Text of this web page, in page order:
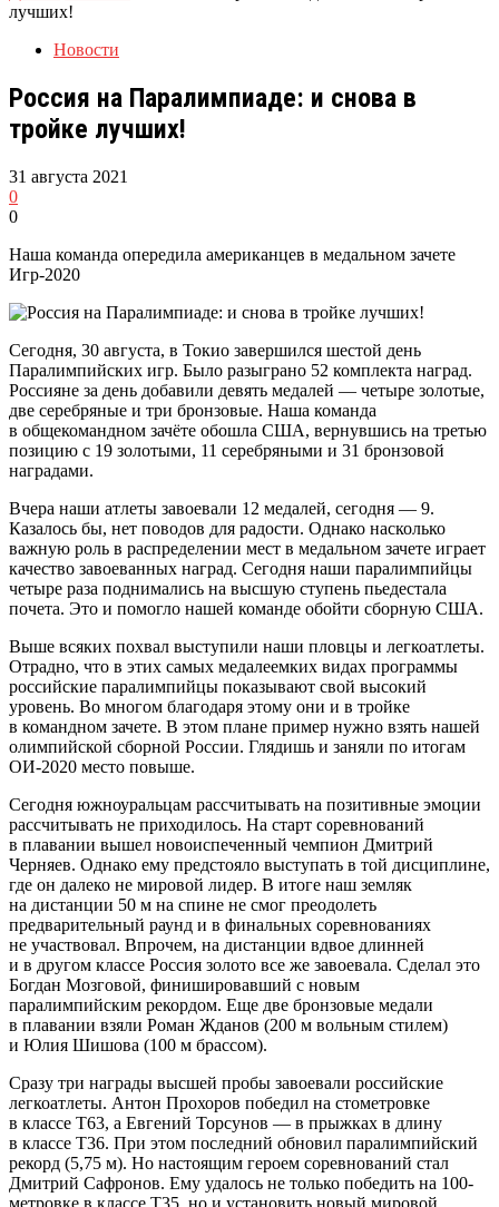
лучших!
Новости
Россия на Паралимпиаде: и снова в
тройке лучших!
31 августа 2021
0
0
Наша команда опередила американцев в медальном зачете
Игр-2020
Сегодня, 30 августа, в Токио завершился шестой день
Паралимпийских игр. Было разыграно 52 комплекта наград.
Россияне за день добавили девять медалей — четыре золотые,
две серебряные и три бронзовые. Наша команда
в общекомандном зачёте обошла США, вернувшись на третью
позицию с 19 золотыми, 11 серебряными и 31 бронзовой
наградами.
Вчера наши атлеты завоевали 12 медалей, сегодня — 9.
Казалось бы, нет поводов для радости. Однако насколько
важную роль в распределении мест в медальном зачете играет
качество завоеванных наград. Сегодня наши паралимпийцы
четыре раза поднимались на высшую ступень пьедестала
почета. Это и помогло нашей команде обойти сборную США.
Выше всяких похвал выступили наши пловцы и легкоатлеты.
Отрадно, что в этих самых медалеемких видах программы
российские паралимпийцы показывают свой высокий
уровень. Во многом благодаря этому они и в тройке
в командном зачете. В этом плане пример нужно взять нашей
олимпийской сборной России. Глядишь и заняли по итогам
ОИ-2020 место повыше.
Сегодня южноуральцам рассчитывать на позитивные эмоции
рассчитывать не приходилось. На старт соревнований
в плавании вышел новоиспеченный чемпион Дмитрий
Черняев. Однако ему предстояло выступать в той дисциплине,
где он далеко не мировой лидер. В итоге наш земляк
на дистанции 50 м на спине не смог преодолеть
предварительный раунд и в финальных соревнованиях
не участвовал. Впрочем, на дистанции вдвое длинней
и в другом классе Россия золото все же завоевала. Сделал это
Богдан Мозговой, финишировавший с новым
паралимпийским рекордом. Еще две бронзовые медали
в плавании взяли Роман Жданов (200 м вольным стилем)
и Юлия Шишова (100 м брассом).
Сразу три награды высшей пробы завоевали российские
легкоатлеты. Антон Прохоров победил на стометровке
в классе Т63, а Евгений Торсунов — в прыжках в длину
в классе Т36. При этом последний обновил паралимпийский
рекорд (5,75 м). Но настоящим героем соревнований стал
Дмитрий Сафронов. Ему удалось не только победить на 100-
метровке в классе Т35, но и установить новый мировой